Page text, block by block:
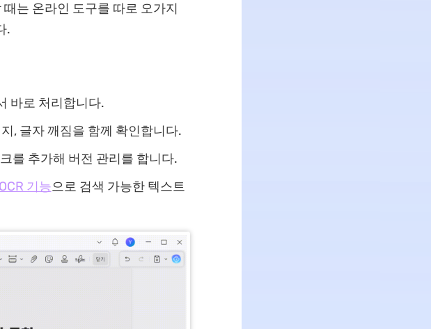
는 온라인 도구를 따로 오가지
.
바로 처리합니다.
, 글자 깨짐을 함께 확인합니다.
를 추가해 버전 관리를 합니다.
OCR 기능으로 검색 가능한 텍스트